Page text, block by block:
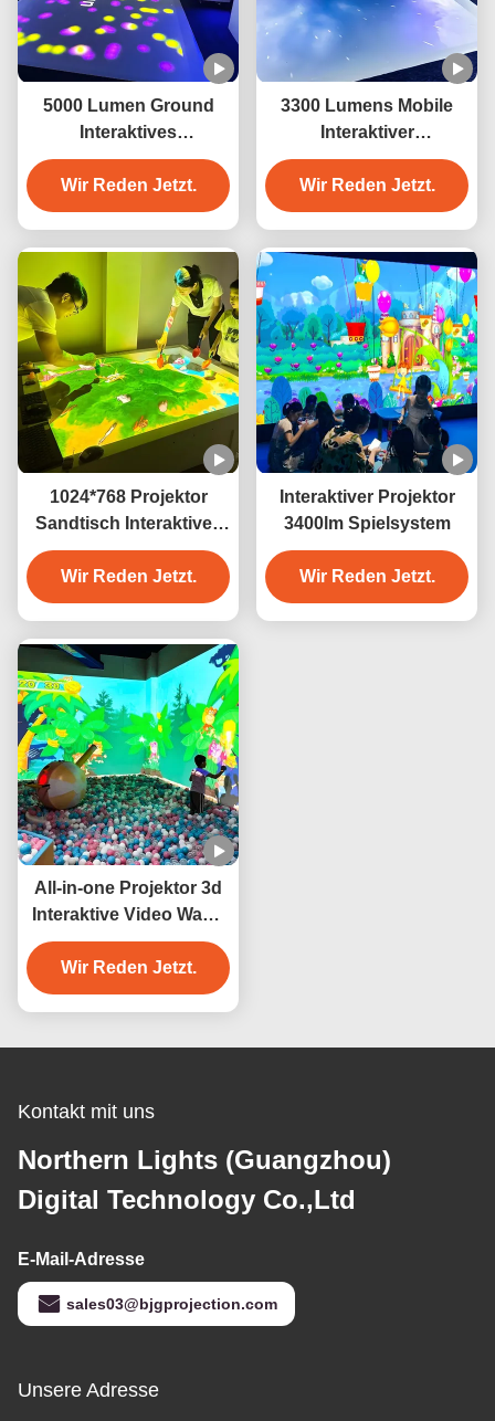
5000 Lumen Ground
Interaktives
Projektionsspiel
Wir Reden Jetzt.
3300 Lumens Mobile
Interaktiver
Bodenprojektor
Bodenprojektion Spiel
für Kinder
Wir Reden Jetzt.
1024*768 Projektor
Sandtisch Interaktives
Projektionsspiel 3400
Lumens
Wir Reden Jetzt.
Interaktiver Projektor
3400lm Spielsystem
Wir Reden Jetzt.
All-in-one Projektor 3d
Interaktive Video Wand
Schlagkugel Projektion
Wir Reden Jetzt.
Kontakt mit uns
Northern Lights (Guangzhou)
Digital Technology Co.,Ltd
E-Mail-Adresse
sales03@bjgprojection.com
Unsere Adresse